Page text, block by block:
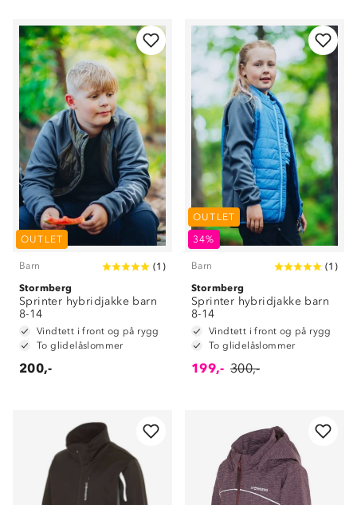
OUTLET
Barn (1 )
Stormberg
Sprinter hybridjakke barn
8-14
Vindtett i front og på rygg
To glidelåslommer
200,-
OUTLET
34%
Barn (1 )
Stormberg
Sprinter hybridjakke barn
8-14
Vindtett i front og på rygg
To glidelåslommer
199,- 300,-